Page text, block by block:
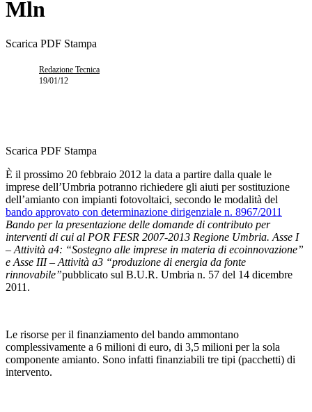
Mln
Scarica PDF Stampa
Redazione Tecnica
19/01/12
Scarica PDF Stampa
È il prossimo 20 febbraio 2012 la data a partire dalla quale le
imprese dell’Umbria potranno richiedere gli aiuti per sostituzione
dell’amianto con impianti fotovoltaici, secondo le modalità del
bando approvato con determinazione dirigenziale n. 8967/2011
Bando per la presentazione delle domande di contributo per
interventi di cui al POR FESR 2007-2013 Regione Umbria. Asse I
– Attività a4: “Sostegno alle imprese in materia di ecoinnovazione”
e Asse III – Attività a3 “produzione di energia da fonte
rinnovabile”pubblicato sul B.U.R. Umbria n. 57 del 14 dicembre
2011.
Le risorse per il finanziamento del bando ammontano
complessivamente a 6 milioni di euro, di 3,5 milioni per la sola
componente amianto. Sono infatti finanziabili tre tipi (pacchetti) di
intervento.